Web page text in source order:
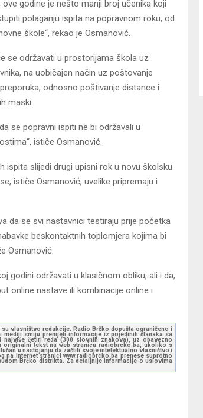
godine je nešto manji broj učenika koji
polaganju ispita na popravnom roku, od
škole“, rekao je Osmanović.
se održavati u prostorijama škola uz
na uobičajen način uz poštovanje
odnosno poštivanje distance i
maski.
se popravni ispiti ne bi održavali u
ističe Osmanović.
ispita slijedi drugi upisni rok u novu školsku
ističe Osmanović, uvelike pripremaju i
da se svi nastavnici testiraju prije početka
beskontaktnih toplomjera kojima bi
Osmanović.
godini održavati u klasičnom obliku, ali i da,
online nastave ili kombinacije online i
vlasništvo redakcije. Radio Brčko dopušta ograničeno i
mediji smiju prenijeti informacije iz pojedinih članaka sa
četiri reda (300 slovnih znakova), uz obavezno
tekst na web stranicu radiobrcko.ba, ukoliko s
u nastojanju da zaštiti svoje intelektualno vlasništvo i
internet stranici www.radiobrcko.ba prenese suprotno
Brčko distrikta. Za detaljnije informacije o uslovima